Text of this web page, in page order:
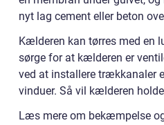
nyt lag cement eller beton
Kælderen kan tørres med en
sørge for at kælderen er
ved at installere trækkanaler
vinduer. Så vil kælderen
Læs mere om bekæmpelse